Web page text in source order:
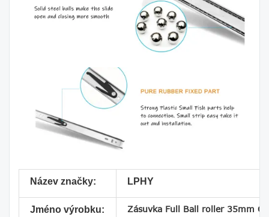
Název značky: LPHY
Jméno výrobku: Zásuvka Full Ball roller 35mm